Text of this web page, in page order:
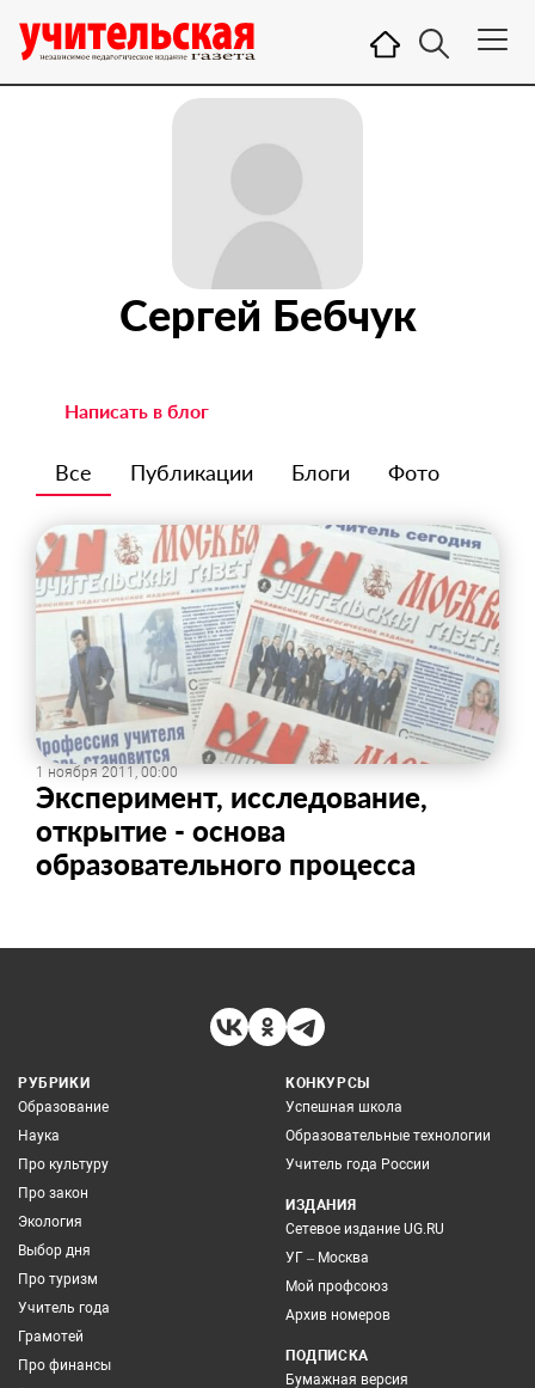
Сергей Бебчук
Написать в блог
Все Публикации Блоги Фото
1 ноября 2011, 00:00
Эксперимент, исследование,
открытие - основа
образовательного процесса
РУБРИКИ
Образование
Наука
Про культуру
Про закон
Экология
Выбор дня
Про туризм
Учитель года
Грамотей
Про финансы
КОНКУРСЫ
Успешная школа
Образовательные технологии
Учитель года России
ИЗДАНИЯ
Сетевое издание UG.RU
УГ – Москва
Мой профсоюз
Архив номеров
ПОДПИСКА
Бумажная версия